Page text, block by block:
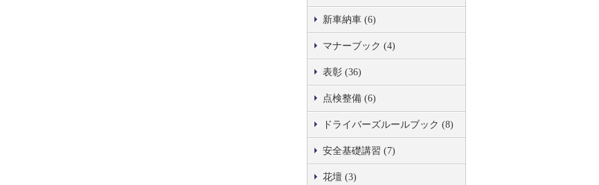
新車納車 (6)
マナーブック (4)
表彰 (36)
点検整備 (6)
ドライバーズルールブック (8)
安全基礎講習 (7)
花壇 (3)